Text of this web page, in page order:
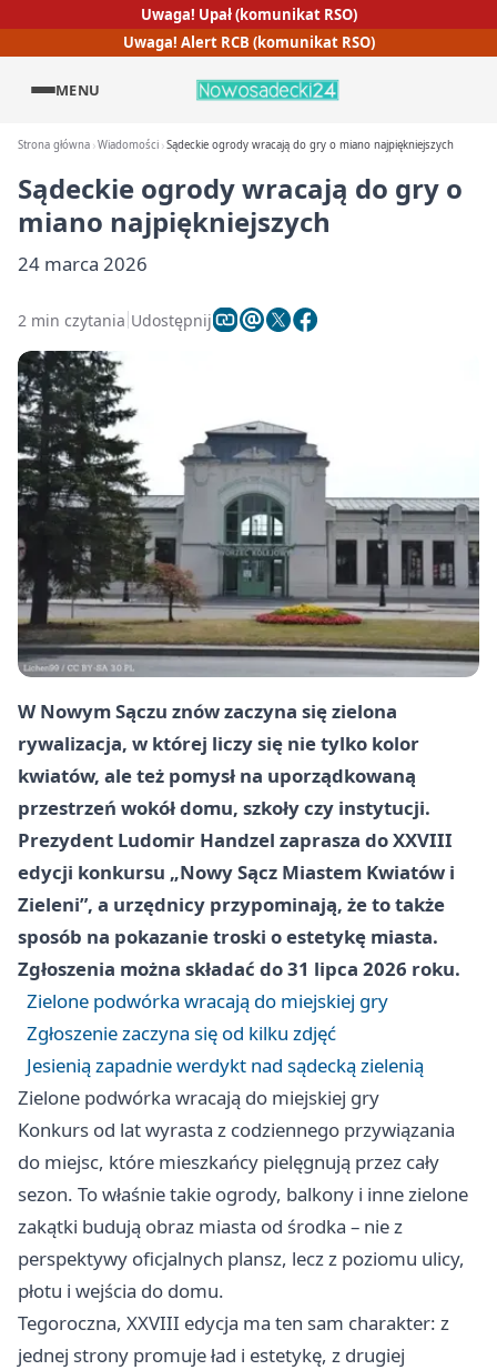
Uwaga! Upał (komunikat RSO)
Uwaga! Alert RCB (komunikat RSO)
MENU
Strona główna Wiadomości Sądeckie ogrody wracają do gry o miano najpiękniejszych
Sądeckie ogrody wracają do gry o
miano najpiękniejszych
24 marca 2026
2 min czytania Udostępnij
W Nowym Sączu znów zaczyna się zielona
rywalizacja, w której liczy się nie tylko kolor
kwiatów, ale też pomysł na uporządkowaną
przestrzeń wokół domu, szkoły czy instytucji.
Prezydent Ludomir Handzel zaprasza do XXVIII
edycji konkursu „Nowy Sącz Miastem Kwiatów i
Zieleni”, a urzędnicy przypominają, że to także
sposób na pokazanie troski o estetykę miasta.
Zgłoszenia można składać do 31 lipca 2026 roku.
Zielone podwórka wracają do miejskiej gry
Zgłoszenie zaczyna się od kilku zdjęć
Jesienią zapadnie werdykt nad sądecką zielenią
Zielone podwórka wracają do miejskiej gry
Konkurs od lat wyrasta z codziennego przywiązania
do miejsc, które mieszkańcy pielęgnują przez cały
sezon. To właśnie takie ogrody, balkony i inne zielone
zakątki budują obraz miasta od środka – nie z
perspektywy oficjalnych plansz, lecz z poziomu ulicy,
płotu i wejścia do domu.
Tegoroczna, XXVIII edycja ma ten sam charakter: z
jednej strony promuje ład i estetykę, z drugiej